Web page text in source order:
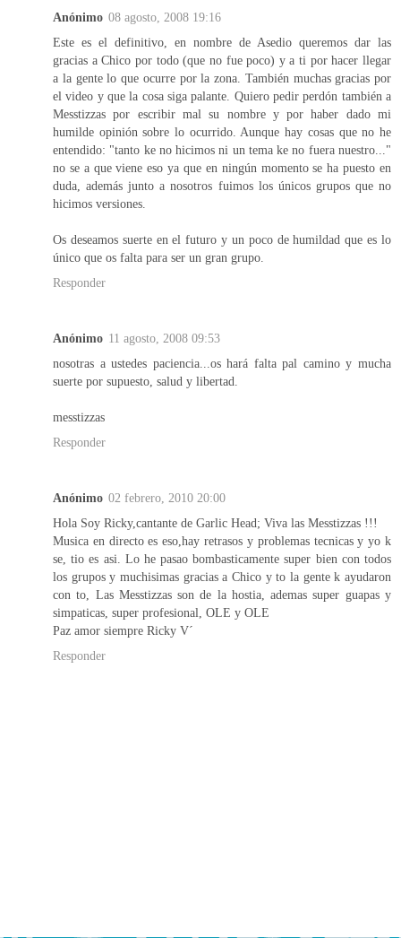
Anónimo 08 agosto, 2008 19:16
Este es el definitivo, en nombre de Asedio queremos dar las
gracias a Chico por todo (que no fue poco) y a ti por hacer llegar
a la gente lo que ocurre por la zona. También muchas gracias por
el video y que la cosa siga palante. Quiero pedir perdón también a
Messtizzas por escribir mal su nombre y por haber dado mi
humilde opinión sobre lo ocurrido. Aunque hay cosas que no he
entendido: "tanto ke no hicimos ni un tema ke no fuera nuestro..."
no se a que viene eso ya que en ningún momento se ha puesto en
duda, además junto a nosotros fuimos los únicos grupos que no
hicimos versiones.
Os deseamos suerte en el futuro y un poco de humildad que es lo
único que os falta para ser un gran grupo.
Responder
Anónimo 11 agosto, 2008 09:53
nosotras a ustedes paciencia...os hará falta pal camino y mucha
suerte por supuesto, salud y libertad.
messtizzas
Responder
Anónimo 02 febrero, 2010 20:00
Hola Soy Ricky,cantante de Garlic Head; Viva las Messtizzas !!!
Musica en directo es eso,hay retrasos y problemas tecnicas y yo k
se, tio es asi. Lo he pasao bombasticamente super bien con todos
los grupos y muchisimas gracias a Chico y to la gente k ayudaron
con to, Las Messtizzas son de la hostia, ademas super guapas y
simpaticas, super profesional, OLE y OLE
Paz amor siempre Ricky V´
Responder